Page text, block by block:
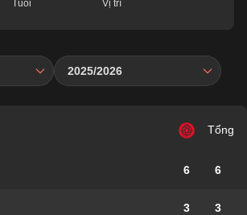
Tuổi Vị trí
2025/2026
Tổng
6 6
3 3